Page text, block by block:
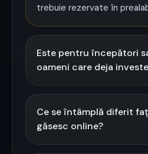
trebuie rezervate în
Este pentru începători
oameni care deja
Ce se întâmplă diferit
găsesc online?